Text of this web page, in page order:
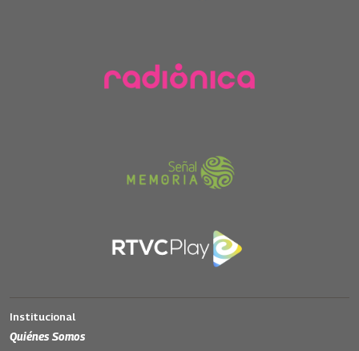
Institucional
Quiénes Somos